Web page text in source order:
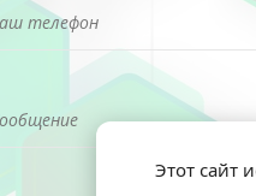
Этот сайт